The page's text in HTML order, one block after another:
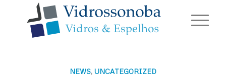
NEWS, UNCATEGORIZED